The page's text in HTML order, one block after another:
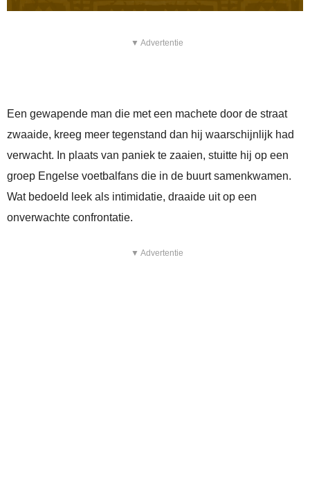
▼ Advertentie
Een gewapende man die met een machete door de straat
zwaaide, kreeg meer tegenstand dan hij waarschijnlijk had
verwacht. In plaats van paniek te zaaien, stuitte hij op een
groep Engelse voetbalfans die in de buurt samenkwamen.
Wat bedoeld leek als intimidatie, draaide uit op een
onverwachte confrontatie.
▼ Advertentie